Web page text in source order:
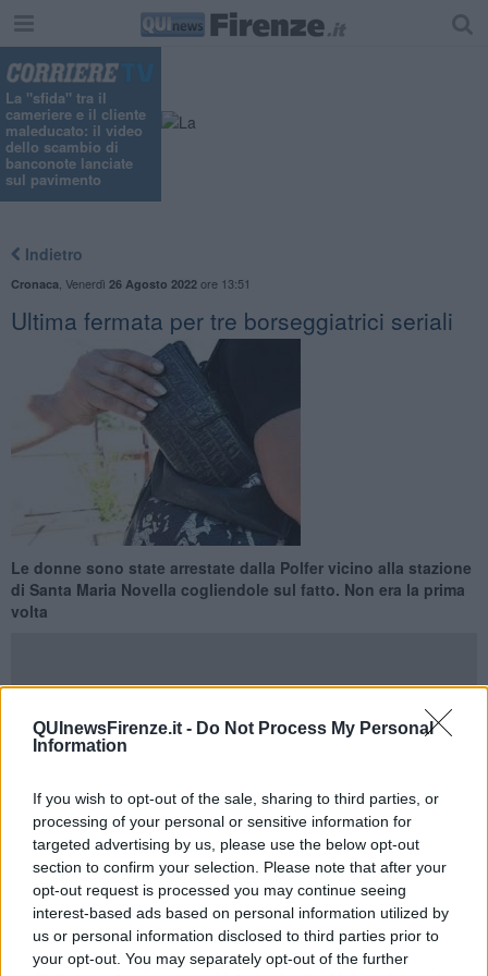
QUInewsFirenze.it - Do Not Process My Personal
Information
If you wish to opt-out of the sale, sharing to third parties, or
processing of your personal or sensitive information for
targeted advertising by us, please use the below opt-out
section to confirm your selection. Please note that after your
opt-out request is processed you may continue seeing
interest-based ads based on personal information utilized by
us or personal information disclosed to third parties prior to
your opt-out. You may separately opt-out of the further
La "sfida" tra il
cameriere e il cliente
maleducato: il video
dello scambio di
banconote lanciate
sul pavimento
Indietro
Cronaca Venerdì 26 Agosto 2022ore 13:51
Ultima fermata per tre borseggiatrici seriali
Le donne sono state arrestate dalla Polfer vicino alla stazione
di Santa Maria Novella cogliendole sul fatto. Non era la prima
volta
FIRENZE —Solo pochi giorni fa una di loro era stata arrestata a
Firenze per una scorribanda di borseggi vicino alla stazione.
Ebbene: per le tre è stata l'ultima fermata perché mercoledì
pomeriggio la Polfer le ha arrestate in flagranza con l'accusa di
furto aggravato in concorso.
Agenti in borghese hanno seguito le donne, età fra i 22 e i 38 anni,
mentre si fingevano turiste nel perimetro della stazione di Santa
Maria Novella. Hanno preso di mira una giovane turista andandole
dietro fin dentro a un negozio.